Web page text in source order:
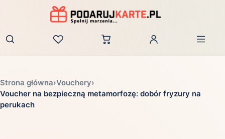
Zaloguj
Strona główna›Vouchery›
Voucher na bezpieczną metamorfozę: dobór fryzury na
perukach